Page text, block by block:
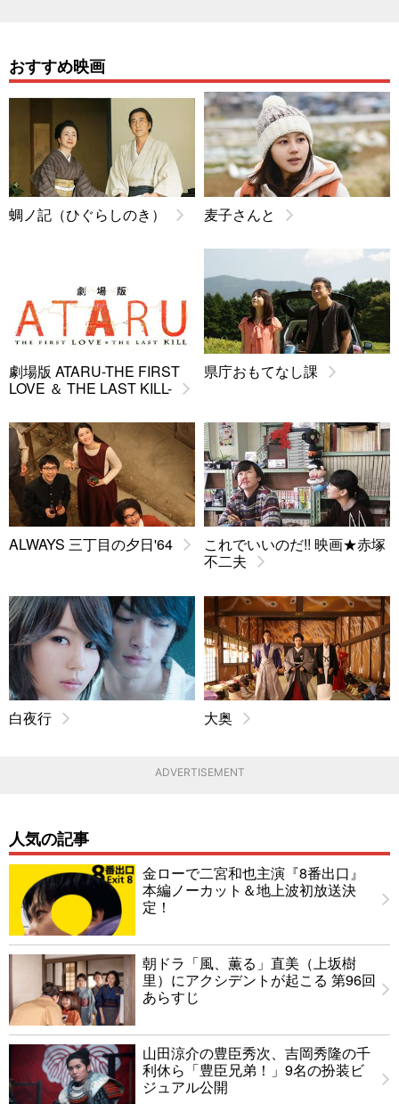
おすすめ映画
蜩ノ記（ひぐらしのき） 麦子さんと
劇場版 ATARU-THE FIRST
LOVE ＆ THE LAST KILL-
県庁おもてなし課
ALWAYS 三丁目の夕日'64
これでいいのだ!! 映画★赤塚
不二夫
白夜行 大奥
ADVERTISEMENT
人気の記事
金ローで二宮和也主演『8番出口』
本編ノーカット＆地上波初放送決
定！
朝ドラ「風、薫る」直美（上坂樹
里）にアクシデントが起こる 第96回
あらすじ
山田涼介の豊臣秀次、吉岡秀隆の千
利休ら「豊臣兄弟！」9名の扮装ビ
ジュアル公開